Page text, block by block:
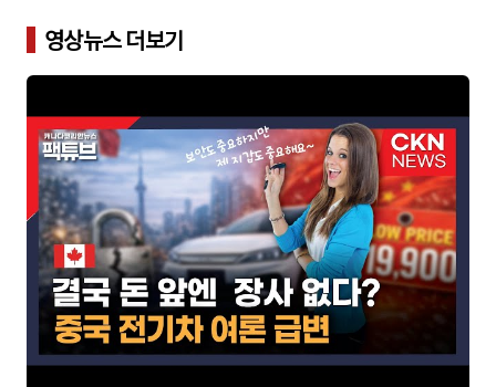
영상뉴스 더보기